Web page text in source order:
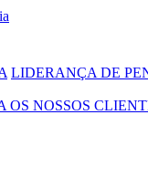
LIDERANÇA DE
OS NOSSOS